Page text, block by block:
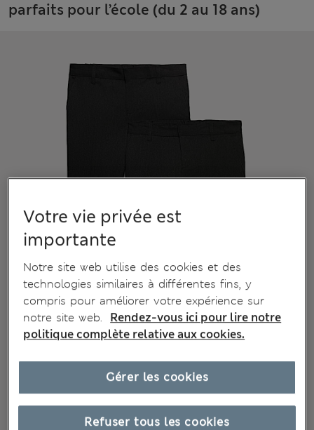
parfaits pour l’école (du 2 au 18 ans)
Votre vie privée est
importante
Notre site web utilise des cookies et des
technologies similaires à différentes fins, y
compris pour améliorer votre expérience sur
notre site web.
Rendez-vous ici pour lire notre
politique complète relative aux cookies.
Refuser tous les cookies
Gérer les cookies